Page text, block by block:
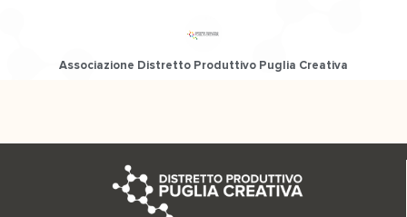
Associazione Distretto Produttivo Puglia Creativa